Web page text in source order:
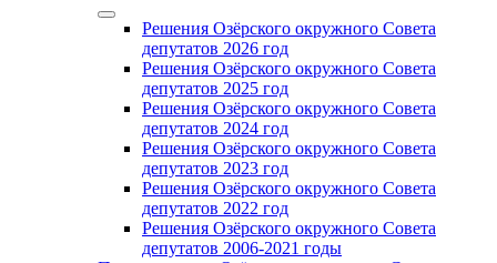
Решения Озёрского окружного Совета
депутатов 2026 год
Решения Озёрского окружного Совета
депутатов 2025 год
Решения Озёрского окружного Совета
депутатов 2024 год
Решения Озёрского окружного Совета
депутатов 2023 год
Решения Озёрского окружного Совета
депутатов 2022 год
Решения Озёрского окружного Совета
депутатов 2006-2021 годы